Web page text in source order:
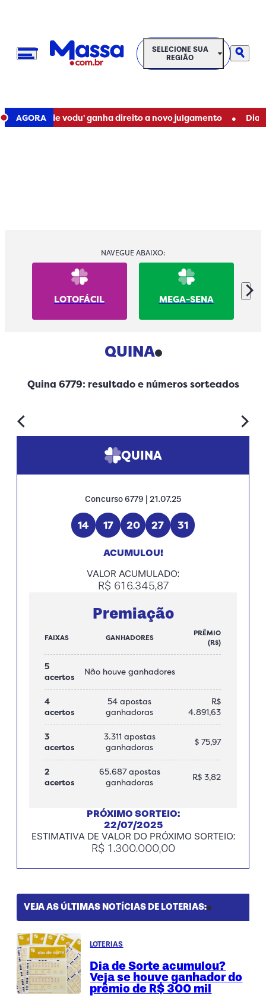
SELECIONE SUA REGIÃO
SELECIONE SUA
REGIÃO
AGORA
de vodu' ganha direito a novo julgamento • Dia de
NAVEGUE ABAIXO:
LOTOFÁCIL MEGA-SENA
QUINA
Quina 6779: resultado e números sorteados
QUINA
Concurso 6779 | 21.07.25
14 17 20 27 31
ACUMULOU!
VALOR ACUMULADO:
R$ 616.345,87
Premiação
FAIXAS GANHADORES
PRÊMIO
(R$)
5
acertos
Não houve ganhadores
4
acertos
54 apostas
ganhadoras
R$
4.891,63
3
acertos
3.311 apostas
ganhadoras
$ 75,97
2
acertos
65.687 apostas
ganhadoras
R$ 3,82
PRÓXIMO SORTEIO:
22/07/2025
ESTIMATIVA DE VALOR DO PRÓXIMO SORTEIO:
R$ 1.300.000,00
VEJA AS ÚLTIMAS NOTÍCIAS DE LOTERIAS:
LOTERIAS
Dia de Sorte acumulou?
Veja se houve ganhador do
prêmio de R$ 300 mil